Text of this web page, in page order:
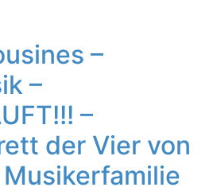
–
–
–
der Vier von